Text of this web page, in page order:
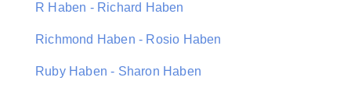
R Haben - Richard Haben
Richmond Haben - Rosio Haben
Ruby Haben - Sharon Haben